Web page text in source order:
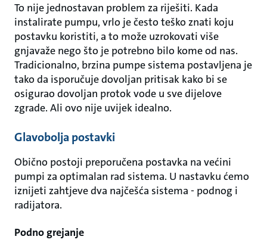
To nije jednostavan problem za riješiti. Kada
instalirate pumpu, vrlo je često teško znati koju
postavku koristiti, a to može uzrokovati više
gnjavaže nego što je potrebno bilo kome od nas.
Tradicionalno, brzina pumpe sistema postavljena je
tako da isporučuje dovoljan pritisak kako bi se
osigurao dovoljan protok vode u sve dijelove
zgrade. Ali ovo nije uvijek idealno.
Glavobolja postavki
Obično postoji preporučena postavka na većini
pumpi za optimalan rad sistema. U nastavku ćemo
iznijeti zahtjeve dva najčešća sistema - podnog i
radijatora.
Podno grejanje